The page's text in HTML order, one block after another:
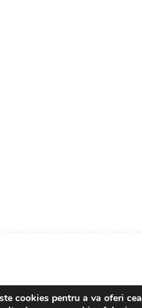
cookies pentru a va oferi